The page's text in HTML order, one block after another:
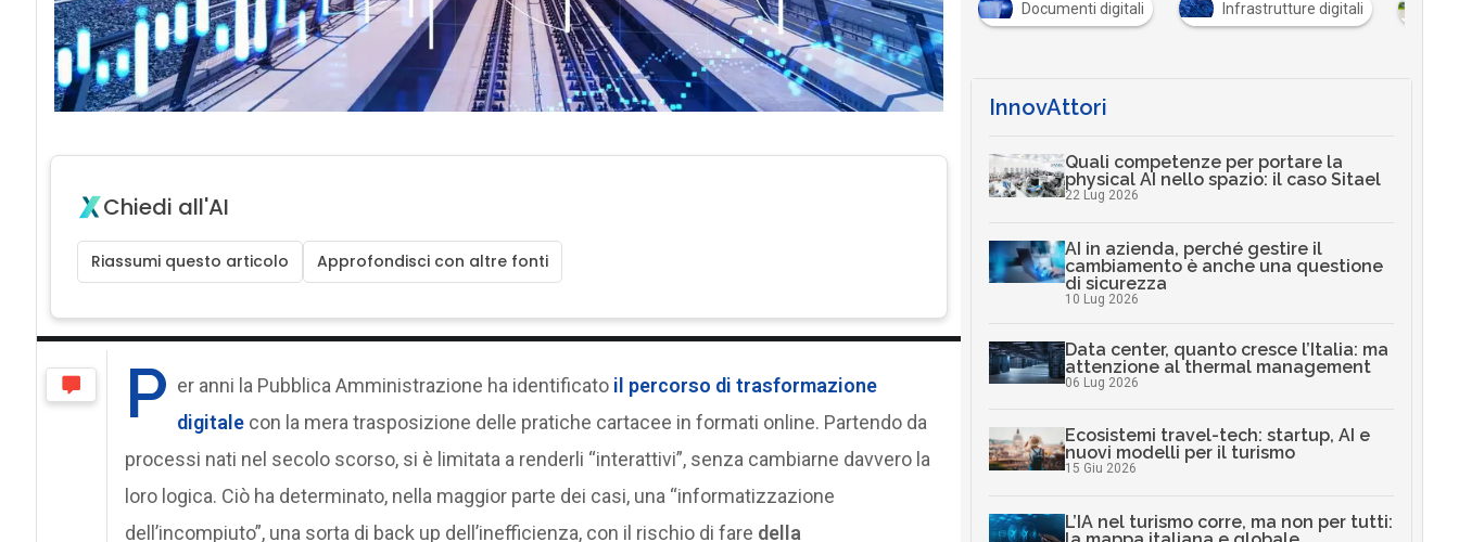
Chiedi all'AI
Riassumi questo articolo Approfondisci con altre fonti
P er anni la Pubblica Amministrazione ha identificatoil percorso di trasformazione
digitalecon la mera trasposizione delle pratiche cartacee in formati online. Partendo da
processi nati nel secolo scorso, si è limitata a renderli “interattivi”, senza cambiarne davvero la
loro logica. Ciò ha determinato, nella maggior parte dei casi, una “informatizzazione
dell’incompiuto”, una sorta di back up dell’inefficienza, con il rischio di fare della
Cittadinanza digitale Documenti digitali Infrastrutture digitali Sostenibilità e smart city
InnovAttori
Quali competenze per portare la
physical AI nello spazio: il caso Sitael
22 Lug 2026
AI in azienda, perché gestire il
cambiamento è anche una questione
di sicurezza
10 Lug 2026
Data center, quanto cresce l’Italia: ma
attenzione al thermal management
06 Lug 2026
Ecosistemi travel-tech: startup, AI e
nuovi modelli per il turismo
15 Giu 2026
L’IA nel turismo corre, ma non per tutti: